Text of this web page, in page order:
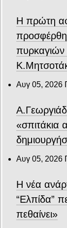
Η πρώτη
Αυγ 05, 2026
«σπιτάκια
Αυγ 05, 2026
Η νέα
“Ελπίδα”
πεθαίνει»